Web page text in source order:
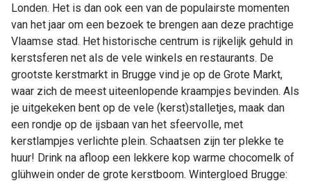
Londen. Het is dan ook een van de populairste momenten
van het jaar om een bezoek te brengen aan deze prachtige
Vlaamse stad. Het historische centrum is rijkelijk gehuld in
kerstsferen net als de vele winkels en restaurants. De
grootste kerstmarkt in Brugge vind je op de Grote Markt,
waar zich de meest uiteenlopende kraampjes bevinden. Als
je uitgekeken bent op de vele (kerst)stalletjes, maak dan
een rondje op de ijsbaan van het sfeervolle, met
kerstlampjes verlichte plein. Schaatsen zijn ter plekke te
huur! Drink na afloop een lekkere kop warme chocomelk of
glühwein onder de grote kerstboom. Wintergloed Brugge: